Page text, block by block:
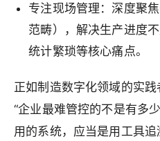
专注现场管理：深度聚
范畴），解决生产进度
统计繁琐等核心痛点。
正如制造数字化领域的实践
“企业最难管控的不是有多
用的系统，应当是用工具